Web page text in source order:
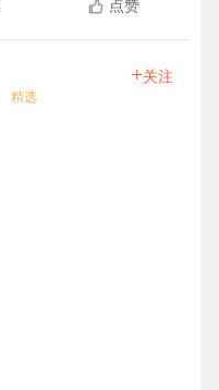
点赞
精选
+关注